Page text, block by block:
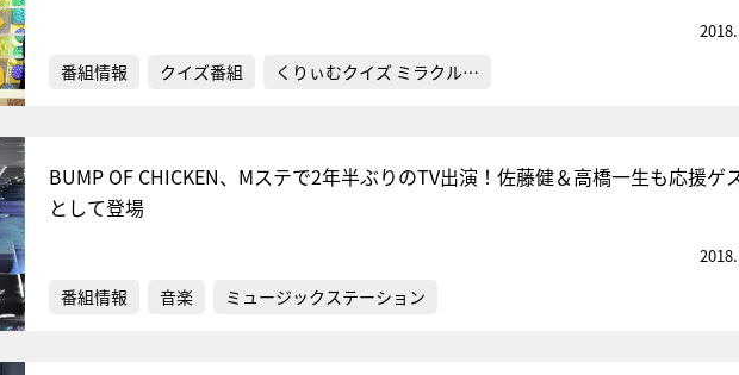
番組情報 クイズ番組 くりぃむクイズ ミラクル…
BUMP OF CHICKEN、Mステで2年半ぶりのTV出演！佐藤健＆高橋一生も応援ゲ
として登場
番組情報 音楽 ミュージックステーション